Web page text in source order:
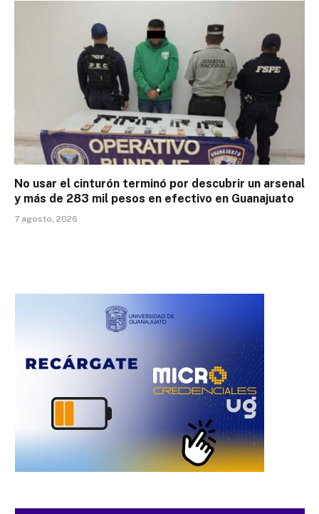
No usar el cinturón terminó por descubrir un arsenal
y más de 283 mil pesos en efectivo en Guanajuato
7 agosto, 2026